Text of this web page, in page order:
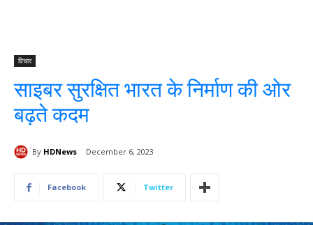
विचार
साइबर सुरक्षित भारत के निर्माण की ओर
बढ़ते कदम
By HDNews December 6, 2023
Facebook Twitter